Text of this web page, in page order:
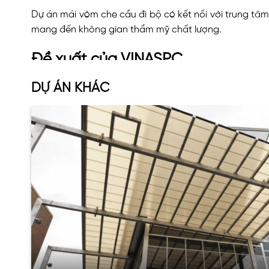
Dự án mái vòm che cầu đi bộ có kết nối với trung
mang đến không gian thẩm mỹ chất lượng.
Đề xuất của VINASPC
Sau quá trình tìm hiểu về quy mô và yêu cầu từ phía
Tấm nhựa SL Polycarbonate rỗng ruột mang đến
chuyển thoáng mát cho người dân.
DỰ ÁN KHÁC